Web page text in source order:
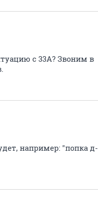
с 33А? Звоним в
например: "попка д-